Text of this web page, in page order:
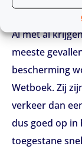
of uitwijken om
Al met al
meeste
bescherming
Wetboek. Zij
verkeer dan
dus goed op in
toegestane